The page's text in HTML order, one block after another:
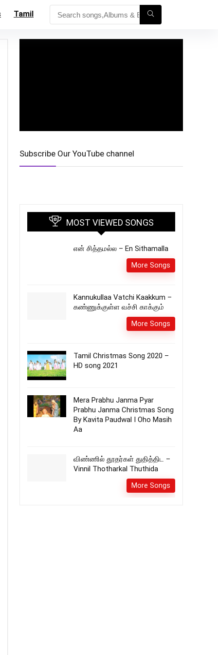
Tamil
Subscribe Our YouTube channel
MOST VIEWED SONGS
என் சித்தமல்ல – En Sithamalla
More Songs
Kannukullaa Vatchi Kaakkum –
கண்ணுக்குள்ள வச்சி காக்கும்
More Songs
Tamil Christmas Song 2020 –
HD song 2021
Mera Prabhu Janma Pyar
Prabhu Janma Christmas Song
By Kavita Paudwal I Oho Masih
Aa
விண்ணில் தூதர்கள் துதித்திட –
Vinnil Thotharkal Thuthida
More Songs